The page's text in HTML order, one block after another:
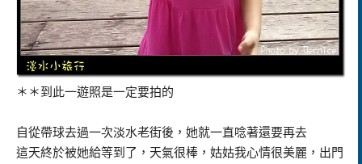
＊＊到此一遊照是一定要拍的
自從帶球去過一次淡水老街後，她就一直唸著還要再去
這天終於被她給等到了，天氣很棒，姑姑我心情很美麗，出門